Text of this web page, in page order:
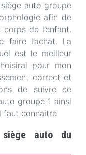
auto groupe
afin de
de l’enfant.
faire l’achat. La
est le meilleur
pour mon
correct et
de suivre ce
groupe 1 ainsi
faut connaitre.
siège auto du